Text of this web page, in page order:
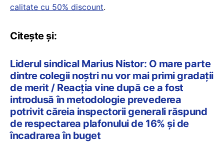
calitate cu 50% discount.
Citește și:
Liderul sindical Marius Nistor: O mare parte
dintre colegii noștri nu vor mai primi gradații
de merit / Reacția vine după ce a fost
introdusă în metodologie prevederea
potrivit căreia inspectorii generali răspund
de respectarea plafonului de 16% și de
încadrarea în buget